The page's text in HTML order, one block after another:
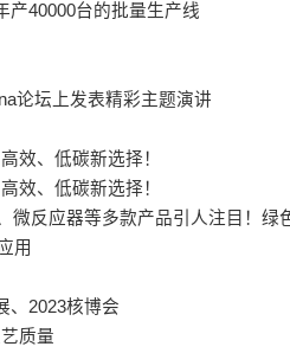
产40000台的批量生产线
论坛上发表精彩主题演讲
效、低碳新选择！
效、低碳新选择！
反应器等多款产品引人注目！绿
用
、2023核博会
质量